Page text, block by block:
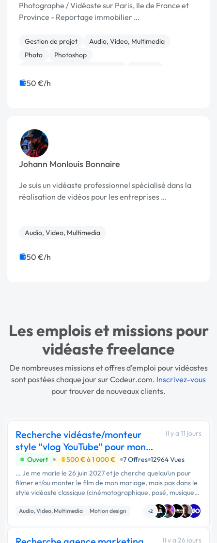
Photographe / Vidéaste sur Paris, Ile de France et
Province - Reportage immobilier …
Gestion de projet
Audio, Video, Multimedia
Photo
Photoshop
50 €/h
Johann Monlouis Bonnaire
Je suis un vidéaste professionnel spécialisé dans la
réalisation de vidéos pour les entreprises …
Audio, Video, Multimedia
50 €/h
Les emplois et missions pour
vidéaste freelance
De nombreuses missions et offres d’emploi pour vidéastes
sont postées chaque jour sur Codeur.com. Inscrivez-vous
pour trouver de nouveaux clients.
Recherche vidéaste/monteur
style “vlog YouTube” pour mon
mariage
Il y a 11 jours
Ouvert 500 € à 1 000 € 7 Offres 12964 Vues
… Je me marie le 26 juin 2027 et je cherche quelqu’un pour
filmer et/ou monter le film de mon mariage, mais pas dans le
style vidéaste classique (cinématographique, posé, musique
douce en fond). Je veux un rendu format vlog long, dans
l’esprit …
Audio, Video, Multimedia Motion design +2
Il y a 26 jours